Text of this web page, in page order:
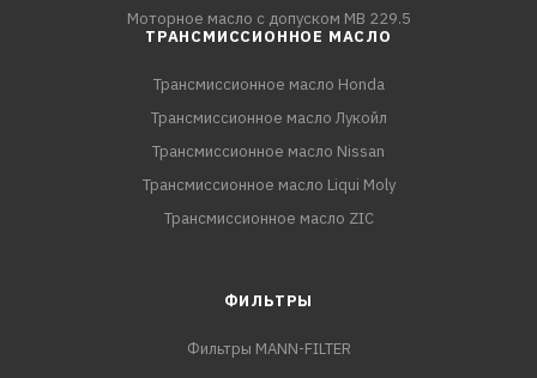
Моторное масло с допуском MB 229.5
ТРАНСМИССИОННОЕ МАСЛО
Трансмиссионное масло Honda
Трансмиссионное масло Лукойл
Трансмиссионное масло Nissan
Трансмиссионное масло Liqui Moly
Трансмиссионное масло ZIC
ФИЛЬТРЫ
Фильтры MANN-FILTER